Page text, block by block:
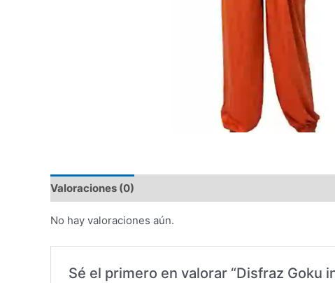
Valoraciones (0)
No hay valoraciones aún.
Sé el primero en valorar “Disfraz Goku